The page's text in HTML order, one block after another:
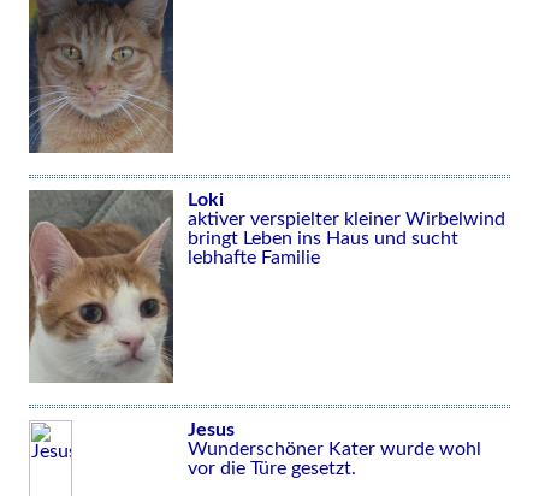
Loki
aktiver verspielter kleiner Wirbelwind
bringt Leben ins Haus und sucht
lebhafte Familie
Jesus
Wunderschöner Kater wurde wohl
vor die Türe gesetzt.